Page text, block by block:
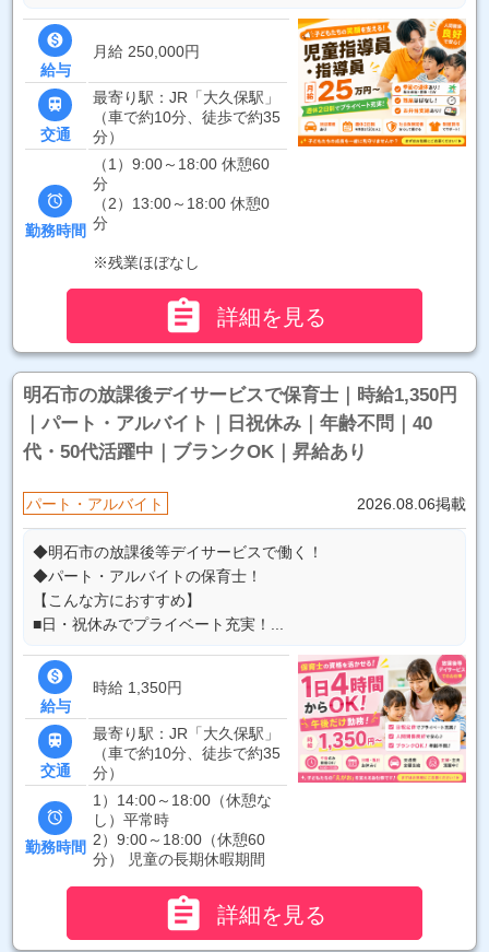

給与
月給 250,000円

交通
最寄り駅：JR「大久保駅」
（車で約10分、徒歩で約35
分）

勤務時間
（1）9:00～18:00 休憩60
分
（2）13:00～18:00 休憩0
分
※残業ほぼなし
 詳細を見る
明石市の放課後デイサービスで保育士｜時給1,350円
｜パート・アルバイト｜日祝休み｜年齢不問｜40
代・50代活躍中｜ブランクOK｜昇給あり
パート・アルバイト 2026.08.06掲載
◆明石市の放課後等デイサービスで働く！
◆パート・アルバイトの保育士！
【こんな方におすすめ】
■日・祝休みでプライベート充実！...

給与
時給 1,350円

交通
最寄り駅：JR「大久保駅」
（車で約10分、徒歩で約35
分）

勤務時間
1）14:00～18:00（休憩な
し）平常時
2）9:00～18:00（休憩60
分） 児童の長期休暇期間
 詳細を見る